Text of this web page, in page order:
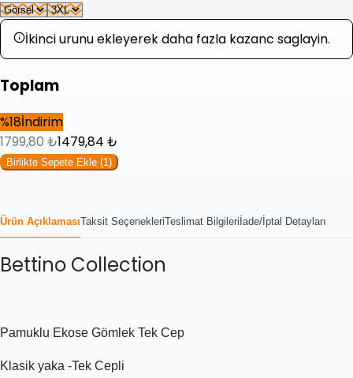
İkinci urunu ekleyerek daha fazla kazanc saglayin.
Toplam
%18İndirim
1799,80 ₺1479,84 ₺
Birlikte Sepete Ekle (1 )
Ürün AçıklamasıTaksit SeçenekleriTeslimat Bilgileri İade/İptal Detayları
Bettino Collection
Pamuklu Ekose Gömlek Tek Cep
Klasik yaka -Tek Cepli